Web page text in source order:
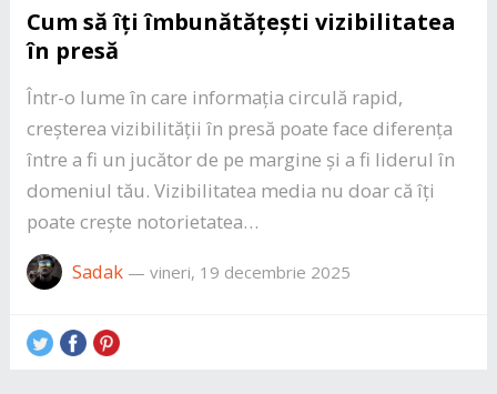
Cum să îți îmbunătățești vizibilitatea
în presă
Într-o lume în care informația circulă rapid,
creșterea vizibilității în presă poate face diferența
între a fi un jucător de pe margine și a fi liderul în
domeniul tău. Vizibilitatea media nu doar că îți
poate crește notorietatea…
Sadak— vineri, 19 decembrie 2025